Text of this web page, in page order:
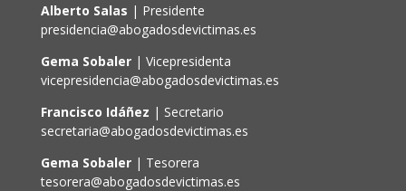
Alberto Salas | Presidente
presidencia@abogadosdevictimas.es
Gema Sobaler | Vicepresidenta
vicepresidencia@abogadosdevictimas.es
Francisco Idáñez | Secretario
secretaria@abogadosdevictimas.es
Gema Sobaler| Tesorera
tesorera@abogadosdevictimas.es